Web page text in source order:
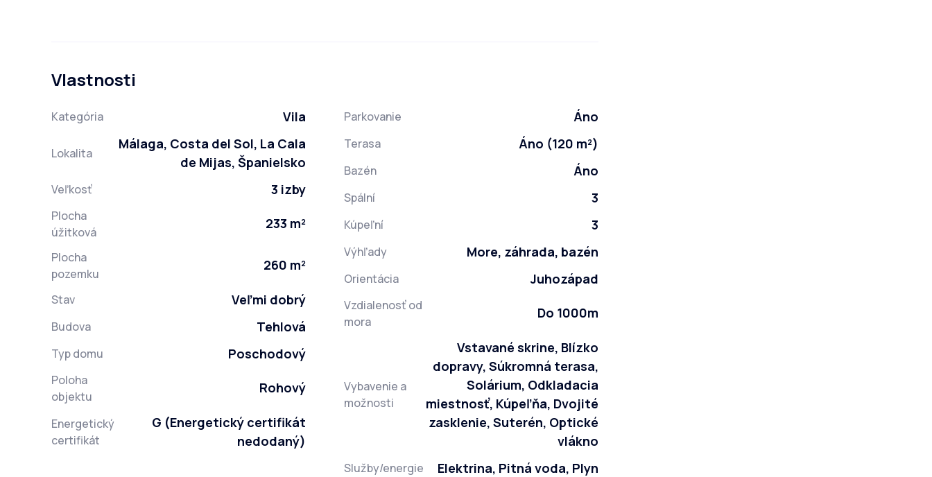
Vlastnosti
Kategória Vila
Lokalita
Málaga, Costa del Sol, La Cala
de Mijas, Španielsko
Veľkosť 3 izby
Plocha
úžitková
233 m²
Plocha
pozemku
260 m²
Stav Veľmi dobrý
Budova Tehlová
Typ domu Poschodový
Poloha
objektu
Rohový
Energetický
certifikát
G (Energetický certifikát
nedodaný)
Parkovanie Áno
Terasa Áno (120 m²)
Bazén Áno
Spální 3
Kúpeľní 3
Výhľady More, záhrada, bazén
Orientácia Juhozápad
Vzdialenosť od
mora
Do 1000m
Vybavenie a
možnosti
Vstavané skrine, Blízko
dopravy, Súkromná terasa,
Solárium, Odkladacia
miestnosť, Kúpeľňa, Dvojité
zasklenie, Suterén, Optické
vlákno
Služby/energie Elektrina, Pitná voda, Plyn